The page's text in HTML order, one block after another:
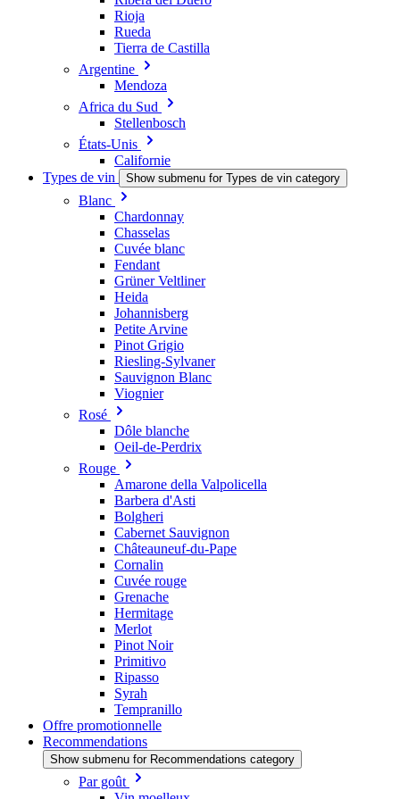
Rioja
Rueda
Tierra de Castilla
Argentine
Mendoza
Africa du Sud
Stellenbosch
États-Unis
Californie
Types de vin
Show submenu for Types de vin category
Blanc
Chardonnay
Chasselas
Cuvée blanc
Fendant
Grüner Veltliner
Heida
Johannisberg
Petite Arvine
Pinot Grigio
Riesling-Sylvaner
Sauvignon Blanc
Viognier
Rosé
Dôle blanche
Oeil-de-Perdrix
Rouge
Amarone della Valpolicella
Barbera d'Asti
Bolgheri
Cabernet Sauvignon
Châteauneuf-du-Pape
Cornalin
Cuvée rouge
Grenache
Hermitage
Merlot
Pinot Noir
Primitivo
Ripasso
Syrah
Tempranillo
Offre promotionnelle
Recommendations
Show submenu for Recommendations category
Par goût